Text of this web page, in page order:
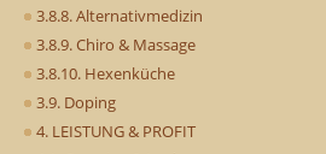
3.8.8. Alternativmedizin
3.8.9. Chiro & Massage
3.8.10. Hexenküche
3.9. Doping
4. LEISTUNG & PROFIT